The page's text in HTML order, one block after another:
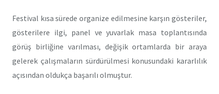
Festival kısa sürede organize edilmesine karşın gösteriler,
gösterilere ilgi, panel ve yuvarlak masa toplantısında
görüş birliğine varılması, değişik ortamlarda bir araya
gelerek çalışmaların sürdürülmesi konusundaki kararlılık
açısından oldukça başarılı olmuştur.